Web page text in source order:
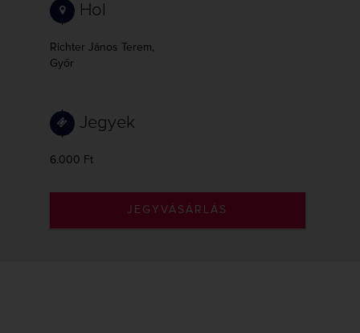
Hol
Richter János Terem,
Győr
Jegyek
6.000 Ft
JEGYVÁSÁRLÁS